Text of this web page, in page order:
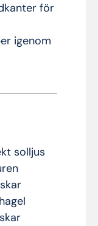
för
igenom
solljus